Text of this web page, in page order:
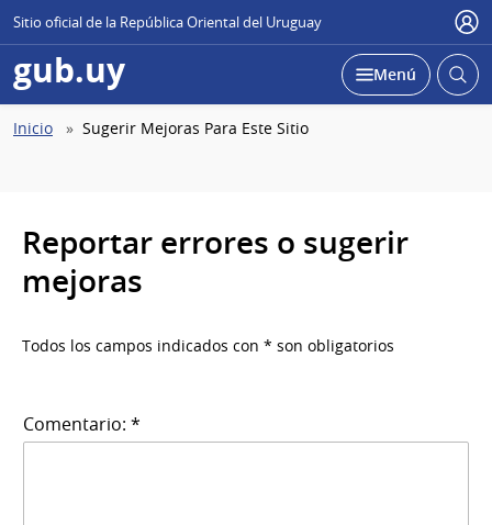
Sitio oficial de la República Oriental del Uruguay
gub.uy Abierta
Desplegar
Menú Abrir
Ruta
Inicio Sugerir Mejoras Para Este Sitio
Reportar errores o sugerir
mejoras
Todos los campos indicados con * son obligatorios
Comentario: *